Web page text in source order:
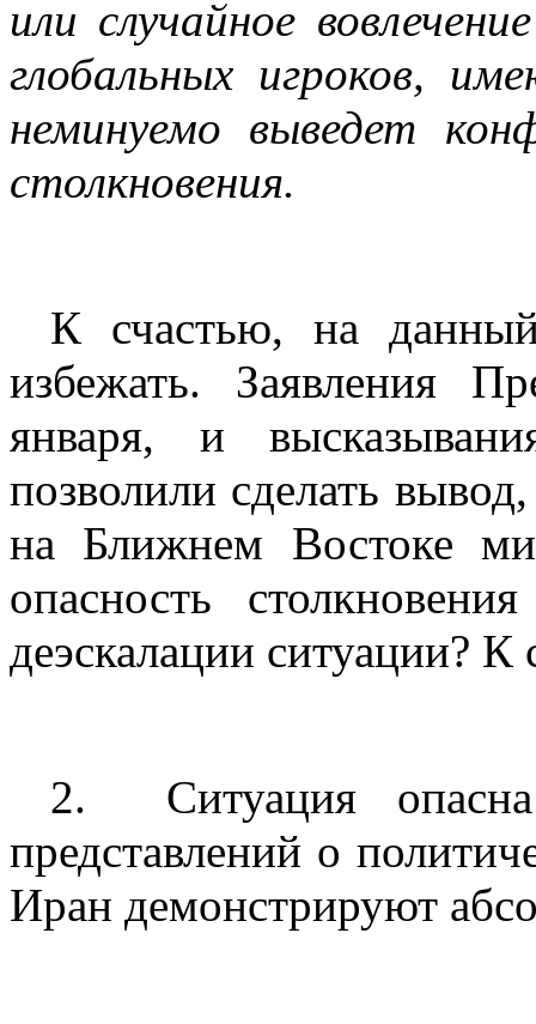
или случайное
глобальных игроков,
неминуемо выведет
столкновения.
К счастью, на
избежать. Заявления
января, и
позволили сделать
на Ближнем Востоке
опасность
деэскалации ситуации?
2.
Ситуация
представлений о
Иран демонстрируют